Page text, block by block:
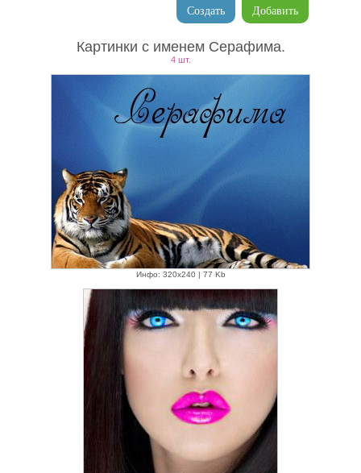
Добавить
Создать
Картинки с именем Серафима.
4 шт.
Инфо: 320х240 | 77 Kb